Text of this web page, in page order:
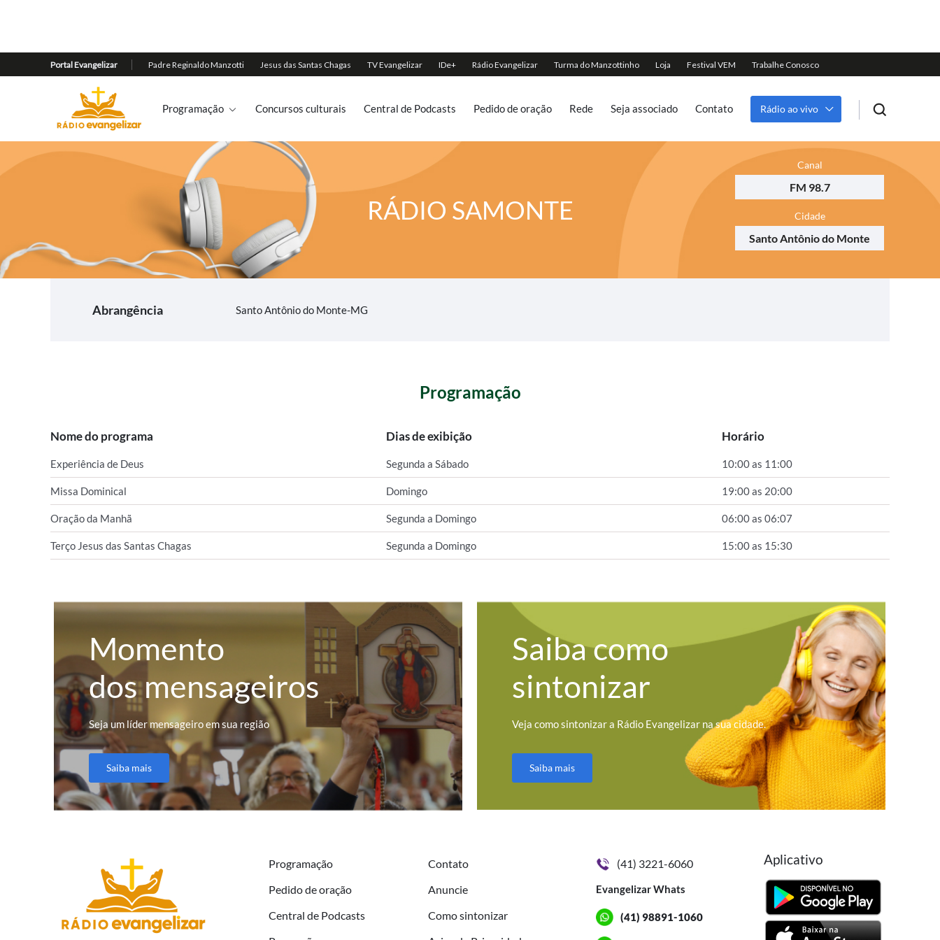
Programação Concursos culturais Central de Podcasts Pedido de oração Rede Seja associado Contato Rádio ao vivo
RÁDIO SAMONTE
Canal
FM 98.7
Cidade
Santo Antônio do Monte
Abrangência Santo Antônio do Monte-MG
Programação
Nome do programa Dias de exibição Horário
Experiência de Deus Segunda a Sábado 10:00 as 11:00
Missa Dominical Domingo 19:00 as 20:00
Oração da Manhã Segunda a Domingo 06:00 as 06:07
Terço Jesus das Santas Chagas Segunda a Domingo 15:00 as 15:30
Momento
dos mensageiros
Seja um líder mensageiro em sua região
Saiba mais
Saiba como
sintonizar
Veja como sintonizar a Rádio Evangelizar na sua cidade.
Saiba mais
Programação
Pedido de oração
Central de Podcasts
Contato
Anuncie
Como sintonizar
(41) 3221-6060
Evangelizar Whats
(41) 98891-1060
Aplicativo